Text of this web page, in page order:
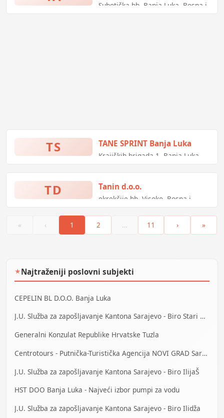
Subotička bb, Banja Luka, Bosna i
TS TANE SPRINT Banja Luka
Krajiških brigada 1, Banja Luka,
TD Tanin d.o.o.
ekrekčije bb, Visoko, Bosna i
«
‹ 1 2 … 11 › »
★Najtraženiji poslovni subjekti
CEPELIN BL D.O.O. Banja Luka
J.U. Služba za zapošljavanje Kantona Sarajevo - Biro Stari Grad
Generalni Konzulat Republike Hrvatske Tuzla
Centrotours - Putnička-Turistička Agencija NOVI GRAD Sarajevo
J.U. Služba za zapošljavanje Kantona Sarajevo - Biro IlijaŠ
HST DOO Banja Luka - Najveći izbor pumpi za vodu
J.U. Služba za zapošljavanje Kantona Sarajevo - Biro Ilidža